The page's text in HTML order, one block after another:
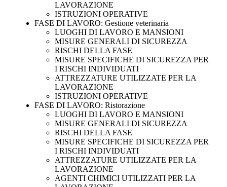
LAVORAZIONE
ISTRUZIONI OPERATIVE
FASE DI LAVORO: Gestione veterinaria
LUOGHI DI LAVORO E MANSIONI
MISURE GENERALI DI SICUREZZA
RISCHI DELLA FASE
MISURE SPECIFICHE DI SICUREZZA PER
I RISCHI INDIVIDUATI
ATTREZZATURE UTILIZZATE PER LA
LAVORAZIONE
ISTRUZIONI OPERATIVE
FASE DI LAVORO: Ristorazione
LUOGHI DI LAVORO E MANSIONI
MISURE GENERALI DI SICUREZZA
RISCHI DELLA FASE
MISURE SPECIFICHE DI SICUREZZA PER
I RISCHI INDIVIDUATI
ATTREZZATURE UTILIZZATE PER LA
LAVORAZIONE
AGENTI CHIMICI UTILIZZATI PER LA